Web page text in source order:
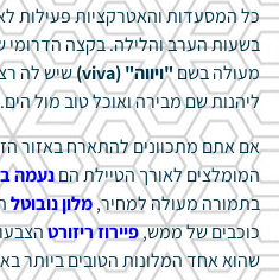
כל המסעדות והאטרקציות פעילות
בשעות הערב והלילה. בקצה
מעולה בשם"ויווה" (viva)
שיש לה
ליהנות שם מבירה ואוכל טוב מול הים.
אם אתם מתכוונים להתארח באזור
המומלצים לאורך הטיילת הםנעמה
בתמורה מעולה למחיר,מלון נובוטל
כוכבים של ממש,פיירוז ריזורט
שהוא אחד המלונות הטובים ביותר